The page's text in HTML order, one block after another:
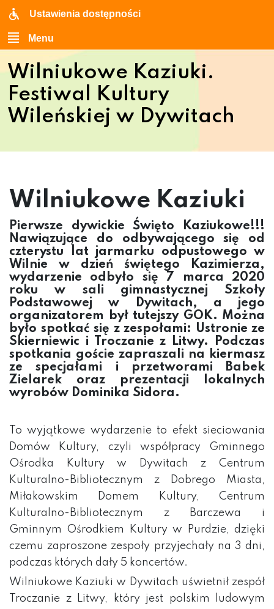
Ustawienia dostępności
Menu
Wilniukowe Kaziuki.
Festiwal Kultury
Wileńskiej w Dywitach
Wilniukowe Kaziuki
Pierwsze dywickie Święto Kaziukowe!!!
Nawiązujące do odbywającego się od
czterystu lat jarmarku odpustowego w
Wilnie w dzień świętego Kazimierza,
wydarzenie odbyło się 7 marca 2020
roku w sali gimnastycznej Szkoły
Podstawowej w Dywitach, a jego
organizatorem był tutejszy GOK. Można
było spotkać się z zespołami: Ustronie ze
Skierniewic i Troczanie z Litwy. Podczas
spotkania goście zapraszali na kiermasz
ze specjałami i przetworami Babek
Zielarek oraz prezentacji lokalnych
wyrobów Dominika Sidora.
To wyjątkowe wydarzenie to efekt sieciowania
Domów Kultury, czyli współpracy Gminnego
Ośrodka Kultury w Dywitach z Centrum
Kulturalno-Bibliotecznym z Dobrego Miasta,
Miłakowskim Domem Kultury, Centrum
Kulturalno-Bibliotecznym z Barczewa i
Gminnym Ośrodkiem Kultury w Purdzie, dzięki
czemu zaproszone zespoły przyjechały na 3 dni,
podczas których dały 5 koncertów.
Wilniukowe Kaziuki w Dywitach uświetnił zespół
Troczanie z Litwy, który jest polskim ludowym